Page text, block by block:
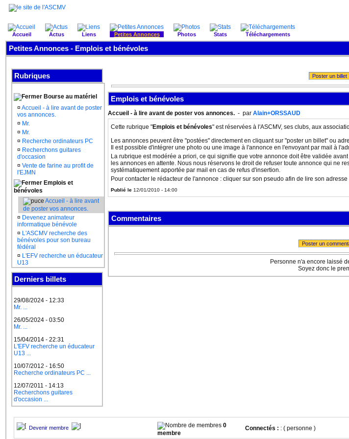
Accueil Actus Liens Petites Annonces Photos Stats Téléchargements
Petites Annonces - Emplois et bénévoles
Rubriques
Bourse au matériel
¤ Accueil - à lire avant de poster
vos annonces.
¤ Mr.
¤ Mr.
¤ Recherche ordinateurs PC
¤ Recherchons guitares
d'occasion
¤ Vente de farine au profit de
l'EJMN
Emplois et
bénévoles
Accueil - à lire avant
de poster vos annonces.
¤ Devenez animateur
informatique bénévole
¤ L'ASCMV recherche des
bénévoles pour son bureau
fédéral
¤ L'EFV recherche un éducateur
U13
Derniers billets
29/08/2024 - 12:33
Mr. ...
26/05/2024 - 03:50
Mr. ...
15/04/2014 - 22:31
L'EFV recherche un éducateur
U13 ...
10/07/2012 - 16:50
Recherche ordinateurs PC ...
12/07/2011 - 14:13
Recherchons guitares
d'occasion ...
Poster un billet
Emplois et bénévoles
Accueil - à lire avant de poster vos annonces. - par Alain+ORSSAUD
Cette rubrique "Emplois et bénévoles" est réservées à l'ASCMV, ses clubs, aux
Les annonces peuvent être "postées" directement en cliquant sur "poster un billet" ou
Il est possible d'intégrer une photo ou une image à l'annonce en l'envoyant par mail à
La rubrique est modérée a priori, ce qui signifie que votre annonce doit être validée
les annonces en attente. Nous nous réservons le droit de refuser toute annonce qui ne
systématiquement apportée par mail en cas de refus d'insertion.
Pour contacter le rédacteur de l'annonce : cliquer sur son pseudo afin de lire son adresse
Publié le 12/01/2010 - 14:00
Commentaires
Poster un
Personne n'a encore laissé
Soyez donc le
Devenir membre
0
membre
Connectés : : ( personne )